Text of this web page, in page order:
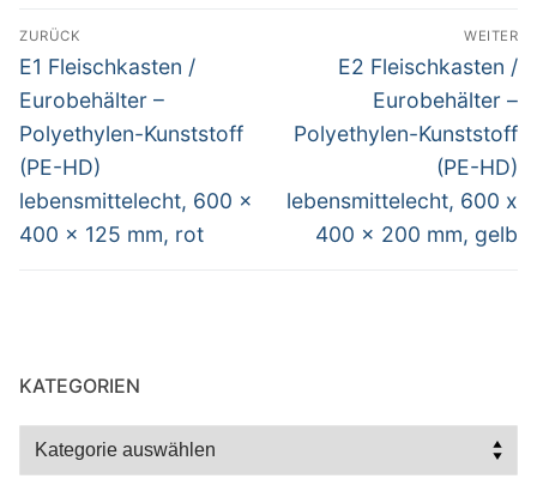
Beitragsnavigation
ZURÜCK
Vorheriger
Beitrag:
E1 Fleischkasten /
Eurobehälter –
Polyethylen-Kunststoff
(PE-HD)
lebensmittelecht, 600 x
400 x 125 mm, rot
WEITER
Nächster
Beitrag:
E2 Fleischkasten /
Eurobehälter –
Polyethylen-Kunststoff
(PE-HD)
lebensmittelecht, 600 x
400 x 200 mm, gelb
KATEGORIEN
Kategorien